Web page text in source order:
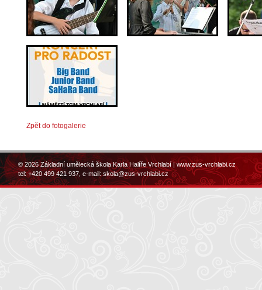
Zpět do fotogalerie
© 2026 Základní umělecká škola Karla Halíře Vrchlabí |www.zus-vrchlabi.cz
tel: +420 499 421 937, e-mail:skola@zus-vrchlabi.cz